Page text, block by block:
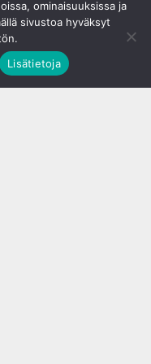
ominaisuuksissa ja
sivustoa hyväksyt
Lisätietoja